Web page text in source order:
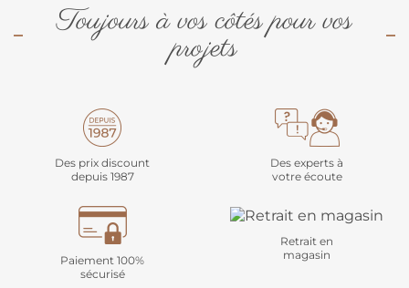
Toujours à vos côtés pour vos
projets
Des prix discount
depuis 1987
Des experts à
votre écoute
Paiement 100%
sécurisé
Retrait en
magasin